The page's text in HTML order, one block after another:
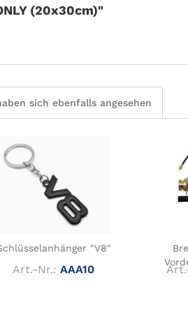
(20x30cm)"
sich ebenfalls angesehen
"V8"
Art.-Nr.: AAA10